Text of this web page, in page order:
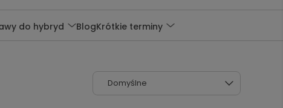
do hybryd BlogKrótkie terminy